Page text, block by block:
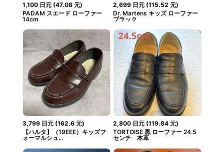
1,100 日元(47.08 元)
PADAM スエード ローファー
14cm
2,699 日元 (115.52 元)
Dr. Martens キッズ ローファー
ブラック
3,799 日元(162.6 元)
【ハルタ】（19EEE）キッズフ
ォーマルシュ...
2,800 日元 (119.84 元)
TORTOISE 黒 ローファー 24.5
センチ 本革